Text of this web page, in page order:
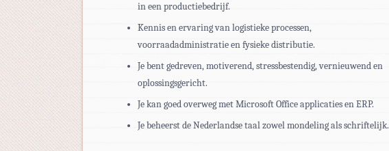
in een productiebedrijf.
Kennis en ervaring van logistieke processen,
voorraadadministratie en fysieke distributie.
Je bent gedreven, motiverend, stressbestendig, vernieuwend en
oplossingsgericht.
Je kan goed overweg met Microsoft Office applicaties en ERP.
Je beheerst de Nederlandse taal zowel mondeling als schriftelijk.